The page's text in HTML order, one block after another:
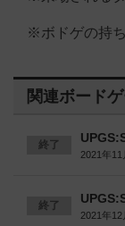
※ボドゲの持ち
関連ボード
終了
2021年11
終了
2021年12